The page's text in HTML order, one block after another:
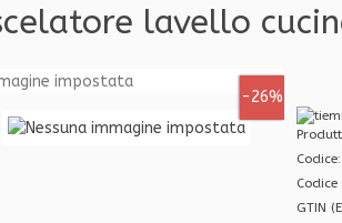
lavello
-26%
GTIN